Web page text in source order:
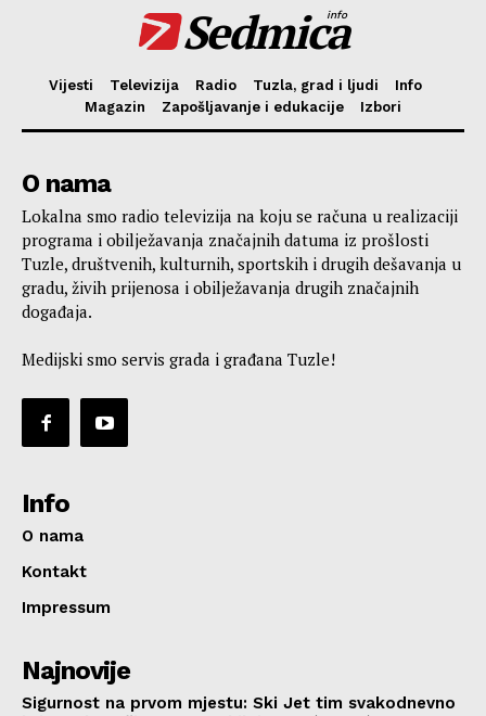
Sedmica
info
Vijesti Televizija Radio Tuzla, grad i ljudi
Info
Magazin
Zapošljavanje i edukacije Izbori
O nama
Lokalna smo radio televizija na koju se računa u realizaciji
programa i obilježavanja značajnih datuma iz prošlosti
Tuzle, društvenih, kulturnih, sportskih i drugih dešavanja u
gradu, živih prijenosa i obilježavanja drugih značajnih
događaja.
Medijski smo servis grada i građana Tuzle!
Info
O nama
Kontakt
Impressum
Najnovije
Sigurnost na prvom mjestu: Ski Jet tim svakodnevno